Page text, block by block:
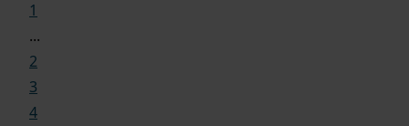
1
...
2
3
4